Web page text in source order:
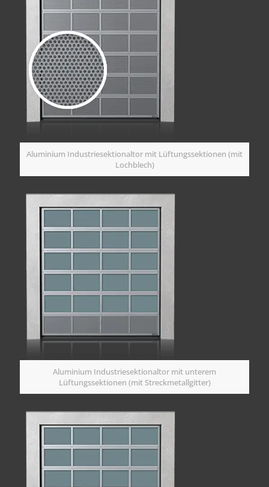
Aluminium Industriesektionaltor mit Lüftungssektionen (mit
Lochblech)
Aluminium Industriesektionaltor mit unterem
Lüftungssektionen (mit Streckmetallgitter)